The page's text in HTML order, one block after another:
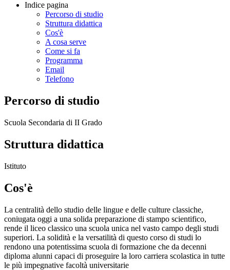
Indice pagina
Percorso di studio
Struttura didattica
Cos'è
A cosa serve
Come si fa
Programma
Email
Telefono
Percorso di studio
Scuola Secondaria di II Grado
Struttura didattica
Istituto
Cos'è
La centralità dello studio delle lingue e delle culture classiche,
coniugata oggi a una solida preparazione di stampo scientifico,
rende il liceo classico una scuola unica nel vasto campo degli studi
superiori. La solidità e la versatilità di questo corso di studi lo
rendono una potentissima scuola di formazione che da decenni
diploma alunni capaci di proseguire la loro carriera scolastica in tutte
le più impegnative facoltà universitarie